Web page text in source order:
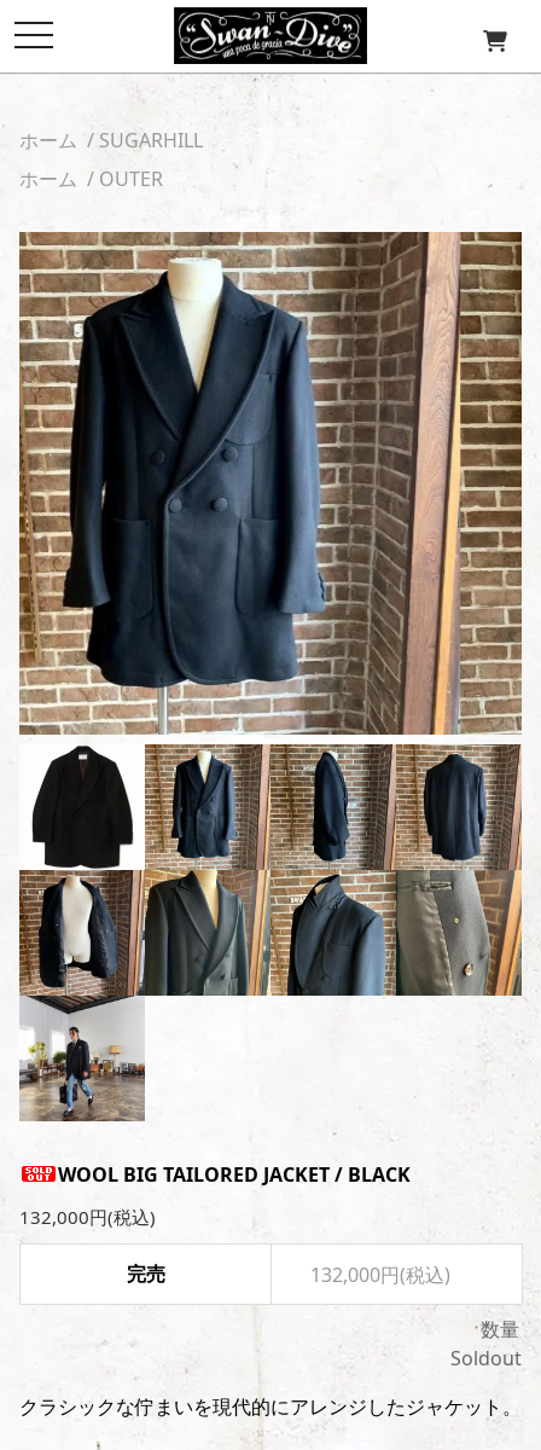
toggle
ホーム / SUGARHILL
ホーム / OUTER
WOOL BIG TAILORED JACKET / BLACK
132,000円(税込)
完売 132,000円(税込)
数量
Soldout
クラシックな佇まいを現代的にアレンジしたジャケット。